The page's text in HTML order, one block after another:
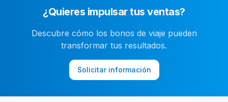
¿Quieres impulsar tus ventas?
Descubre cómo los bonos de viaje pueden
transformar tus resultados.
Solicitar información